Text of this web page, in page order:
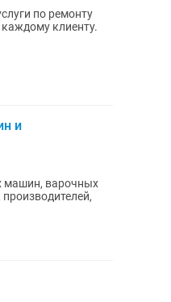
по ремонту
клиенту.
и
машин, варочных